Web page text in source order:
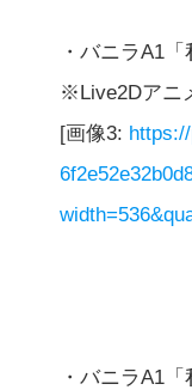
・バニラA1
※Live2Dアニ
[画像3:
・バニラA1